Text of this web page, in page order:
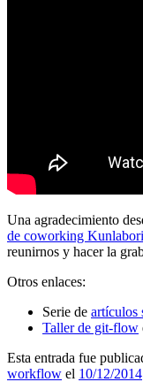
Una agradecimiento
de coworking Kunlabori
reunirnos y hacer la
Otros enlaces:
Serie de artículos
Taller de git-flow
Esta entrada fue
workflow el 10/12/2014